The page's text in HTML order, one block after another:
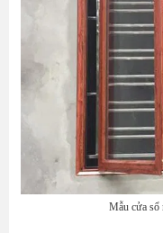
Mẫu cửa sổ